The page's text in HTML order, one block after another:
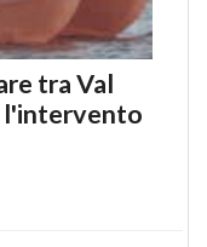
tra Val
l'intervento